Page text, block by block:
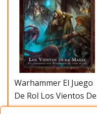
Warhammer El Juego
De Rol Los Vientos De
La Magia